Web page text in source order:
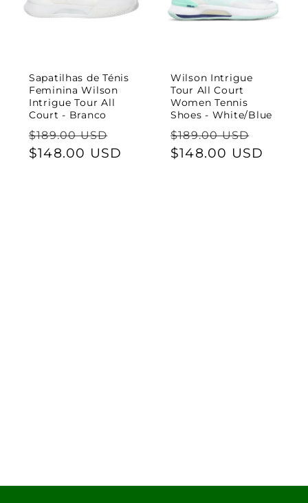
Sapatilhas de Ténis
Feminina Wilson
Intrigue Tour All
Court - Branco
Preço
normal
$189.00 USD
de
$148.00 USD
Wilson Intrigue
Tour All Court
Women Tennis
Shoes - White/Blue
Preço
normal
$189.00 USD
de
$148.00 USD